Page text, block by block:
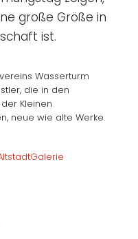
große Größe in
ist.
Wasserturm
die in den
Kleinen
neue wie alte Werke.